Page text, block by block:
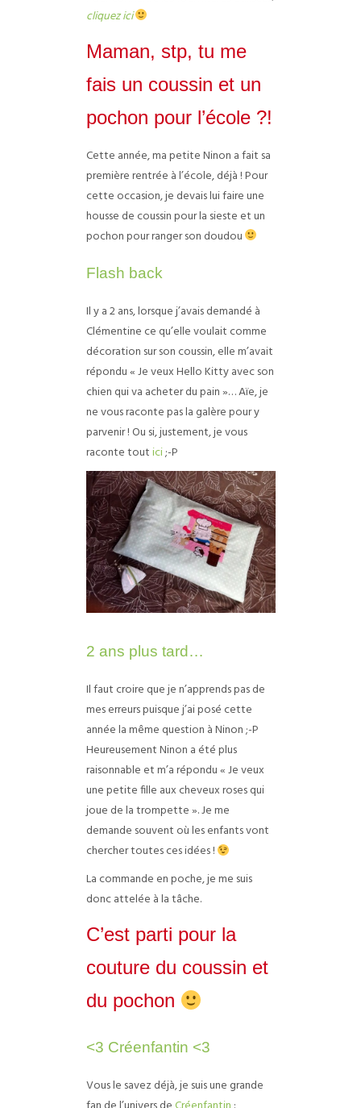
cliquez ici
Maman, stp, tu me
fais un coussin et un
pochon pour l’école ?!
Cette année, ma petite Ninon a fait sa
première rentrée à l’école, déjà ! Pour
cette occasion, je devais lui faire une
housse de coussin pour la sieste et un
pochon pour ranger son doudou
Flash back
Il y a 2 ans, lorsque j’avais demandé à
Clémentine ce qu’elle voulait comme
décoration sur son coussin, elle m’avait
répondu « Je veux Hello Kitty avec son
chien qui va acheter du pain »… Aïe, je
ne vous raconte pas la galère pour y
parvenir ! Ou si, justement, je vous
raconte toutici;-P
2 ans plus tard…
Il faut croire que je n’apprends pas de
mes erreurs puisque j’ai posé cette
année la même question à Ninon ;-P
Heureusement Ninon a été plus
raisonnable et m’a répondu « Je veux
une petite fille aux cheveux roses qui
joue de la trompette ». Je me
demande souvent où les enfants vont
chercher toutes ces idées !
La commande en poche, je me suis
donc attelée à la tâche.
C’est parti pour la
couture du coussin et
du pochon
<3 Créenfantin <3
Vous le savez déjà, je suis une grande